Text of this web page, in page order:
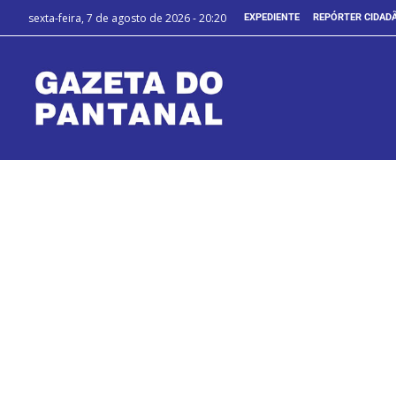
sexta-feira, 7 de agosto de 2026 - 20:20 EXPEDIENTE REPÓRTER